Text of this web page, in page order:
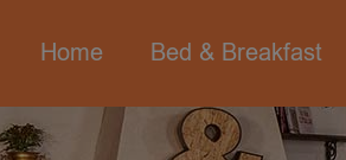
Home Bed & Breakfast